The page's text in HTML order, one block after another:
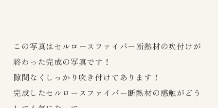
この写真はセルロースファイバー断熱材の吹付けが
終わった完成の写真です！
隙間なくしっかり吹き付けてあります！
完成したセルロースファイバー断熱材の感触がどう